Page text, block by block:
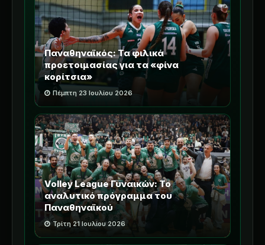
Παναθηναϊκός: Τα φιλικά
προετοιμασίας για τα «φίνα
κορίτσια»
Πέμπτη 23 Ιουλίου 2026
Volley League Γυναικών: Το
αναλυτικό πρόγραμμα του
Παναθηναϊκού
Τρίτη 21 Ιουλίου 2026